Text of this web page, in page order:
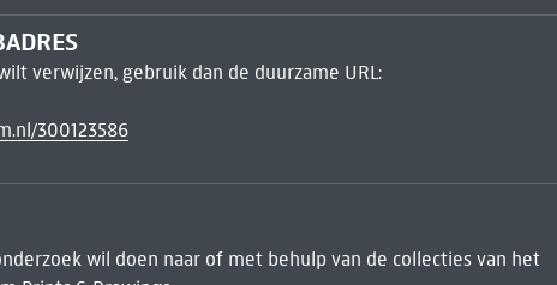
verwijzen, gebruik dan de duurzame URL:
300123586
wil doen naar of met behulp van de collecties van het